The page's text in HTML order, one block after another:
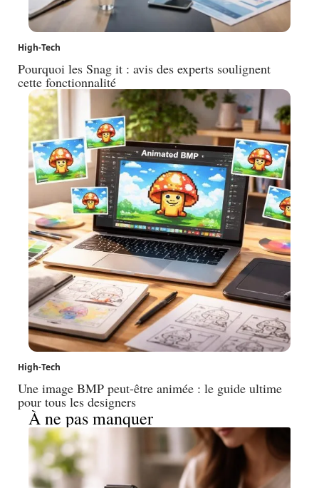
High-Tech
Pourquoi les Snag it : avis des experts soulignent
cette fonctionnalité
High-Tech
Une image BMP peut-être animée : le guide ultime
pour tous les designers
À ne pas manquer